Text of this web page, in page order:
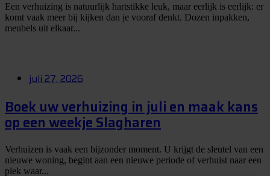
Een verhuizing is natuurlijk hartstikke leuk, maar eerlijk is eerlijk: er
komt vaak meer bij kijken dan je vooraf denkt. Dozen inpakken,
meubels uit elkaar...
juli 27, 2026
Boek uw verhuizing in juli en maak kans
op een weekje Slagharen
Verhuizen is vaak een bijzonder moment. U krijgt de sleutel van een
nieuwe woning, begint aan een nieuwe periode of verhuist naar een
plek waar...